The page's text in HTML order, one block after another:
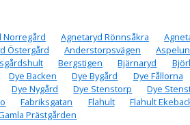
Norregård Agnetaryd Rönnsåkra
Östergård Anderstorpsvägen
Bergstigen Bjärnaryd
Dye Backen Dye Bygård Dye Fållorna
Dye Nygård Dye Stenstorp Dye
Fabriksgatan Flahult Flahult
Prästgården